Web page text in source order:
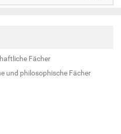
Fächer
und philosophische Fächer